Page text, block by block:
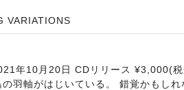
VARIATIONS
年10月20日 CDリリース ¥3,000(
羽軸がはじいている。 錯覚かもし